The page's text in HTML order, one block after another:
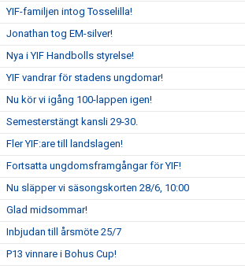
YIF-familjen intog Tosselilla!
Jonathan tog EM-silver!
Nya i YIF Handbolls styrelse!
YIF vandrar för stadens ungdomar!
Nu kör vi igång 100-lappen igen!
Semesterstängt kansli 29-30.
Fler YIF:are till landslagen!
Fortsatta ungdomsframgångar för YIF!
Nu släpper vi säsongskorten 28/6, 10:00
Glad midsommar!
Inbjudan till årsmöte 25/7
P13 vinnare i Bohus Cup!